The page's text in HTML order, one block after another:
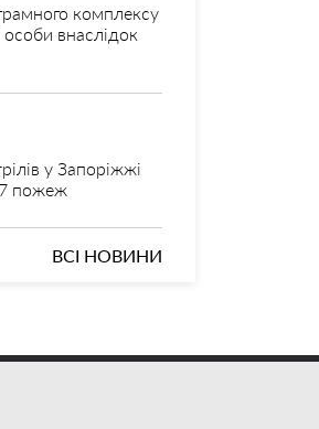
комплексу
внаслідок
у Запоріжжі
пожеж
ВСІ НОВИНИ